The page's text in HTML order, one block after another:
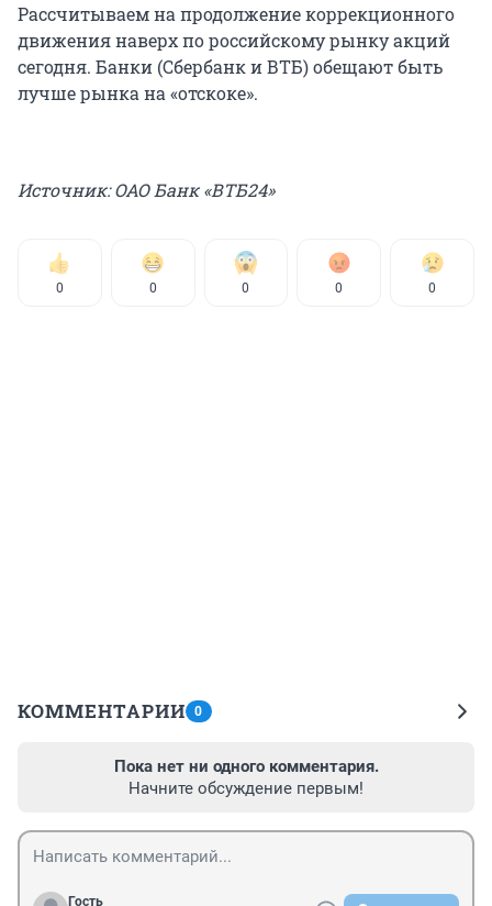
Рассчитываем на продолжение коррекционного
движения наверх по российскому рынку акций
сегодня. Банки (Сбербанк и ВТБ) обещают быть
лучше рынка на «отскоке».
Источник: ОАО Банк «ВТБ24»
0 0 0 0 0
КОММЕНТАРИИ 0
Пока нет ни одного комментария.
Начните обсуждение первым!
Гость